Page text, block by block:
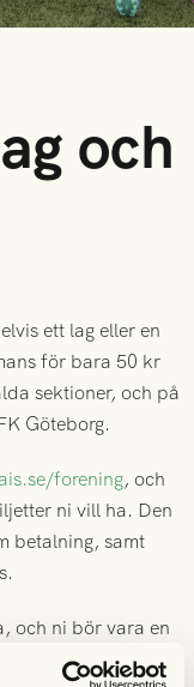
och
ett lag eller en
för bara 50 kr
sektioner, och på
Göteborg.
forening, och
ni vill ha. Den
betalning, samt
och ni bör vara en
av erbjudandet.